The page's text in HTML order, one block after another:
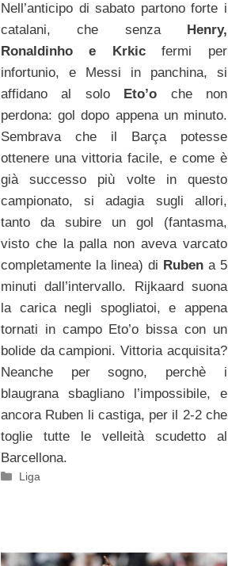
Nell’anticipo di sabato partono forte i
catalani, che senza Henry,
Ronaldinho e Krkicfermi per
infortunio, e Messi in panchina, si
affidano al solo Eto’o che non
perdona: gol dopo appena un minuto.
Sembrava che il Barça potesse
ottenere una vittoria facile, e come è
già successo più volte in questo
campionato, si adagia sugli allori,
tanto da subire un gol (fantasma,
visto che la palla non aveva varcato
completamente la linea) di Ruben a 5
minuti dall’intervallo. Rijkaard suona
la carica negli spogliatoi, e appena
tornati in campo Eto’o bissa con un
bolide da campioni. Vittoria acquisita?
Neanche per sogno, perchè i
blaugrana sbagliano l’impossibile, e
ancora Ruben li castiga, per il 2-2 che
toglie tutte le velleità scudetto al
Barcellona.
Categorie
Liga